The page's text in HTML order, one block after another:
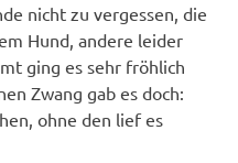
nicht zu vergessen, die
Hund, andere leider
ging es sehr fröhlich
Zwang gab es doch:
ohne den lief es